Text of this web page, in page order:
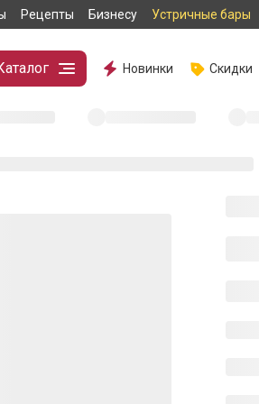
Рецепты Бизнесу Устричные бары
Новинки Скидки